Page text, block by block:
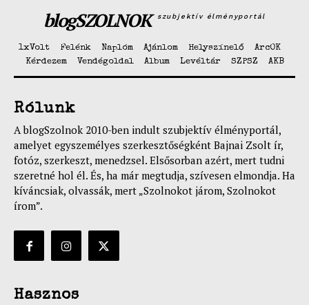
blogSZOLNOK szubjektív élményportál
1xVolt Felénk Naplóm Ajánlom Helyszínelő
ArcOK
Kérdezem
Vendégoldal Album Levéltár SZPSZ AKB
Rólunk
A blogSzolnok 2010-ben indult szubjektív élményportál,
amelyet egyszemélyes szerkesztőségként Bajnai Zsolt ír,
fotóz, szerkeszt, menedzsel. Elsősorban azért, mert tudni
szeretné hol él. És, ha már megtudja, szívesen elmondja. Ha
kíváncsiak, olvassák, mert „Szolnokot járom, Szolnokot
írom”.
Hasznos